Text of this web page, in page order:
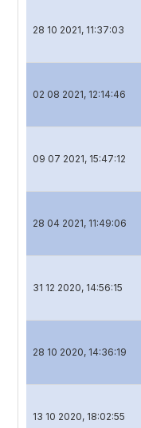
28 10 2021, 11:37:03
02 08 2021, 12:14:46
09 07 2021, 15:47:12
28 04 2021, 11:49:06
31 12 2020, 14:56:15
28 10 2020, 14:36:19
13 10 2020, 18:02:55